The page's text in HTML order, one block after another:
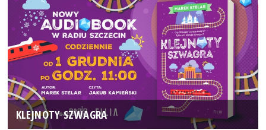
KLEJNOTY SZWAGRA